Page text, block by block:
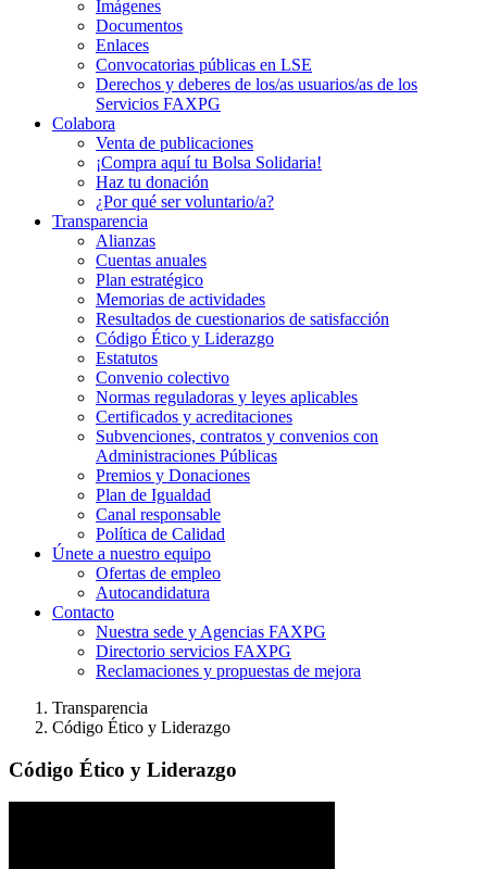
Imágenes
Documentos
Enlaces
Convocatorias públicas en LSE
Derechos y deberes de los/as usuarios/as de los
Servicios FAXPG
Colabora
Venta de publicaciones
¡Compra aquí tu Bolsa Solidaria!
Haz tu donación
¿Por qué ser voluntario/a?
Transparencia
Alianzas
Cuentas anuales
Plan estratégico
Memorias de actividades
Resultados de cuestionarios de satisfacción
Código Ético y Liderazgo
Estatutos
Convenio colectivo
Normas reguladoras y leyes aplicables
Certificados y acreditaciones
Subvenciones, contratos y convenios con
Administraciones Públicas
Premios y Donaciones
Plan de Igualdad
Canal responsable
Política de Calidad
Únete a nuestro equipo
Ofertas de empleo
Autocandidatura
Contacto
Nuestra sede y Agencias FAXPG
Directorio servicios FAXPG
Reclamaciones y propuestas de mejora
Transparencia
Código Ético y Liderazgo
Código Ético y Liderazgo